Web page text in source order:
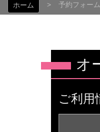
ホーム 予約フォーム
オ
ご利用